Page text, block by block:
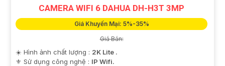
CAMERA WIFI 6 DAHUA DH-H3T 3MP
Giá Khuyến Mại: 5%-35%
Giá Bán:
☀️ Hình ảnh chất lượng : 2K Lite .
⚜️ Sử dụng công nghệ : IP Wifi.